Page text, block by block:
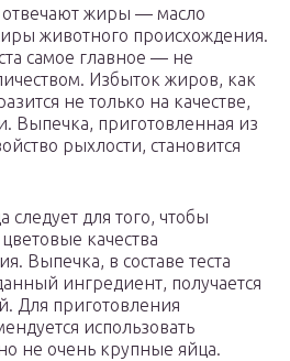
отвечают жиры — масло
животного происхождения.
самое главное — не
Избыток жиров, как
не только на качестве,
Выпечка, приготовленная из
рыхлости, становится
следует для того, чтобы
качества
Выпечка, в составе теста
ингредиент, получается
Для приготовления
использовать
не очень крупные яйца.